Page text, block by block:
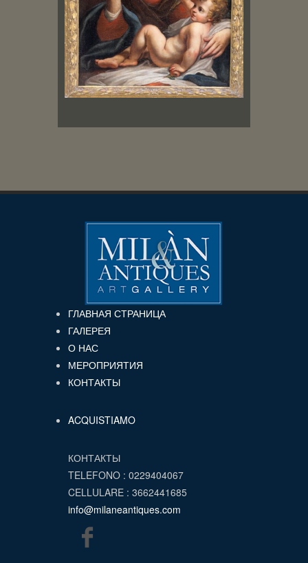
ГЛАВНАЯ СТРАНИЦА
ГАЛЕРЕЯ
О НАС
МЕРОПРИЯТИЯ
КОНТАКТЫ
ACQUISTIAMO
КОНТАКТЫ
TELEFONO : 0229404067
CELLULARE : 3662441685
info@milaneantiques.com